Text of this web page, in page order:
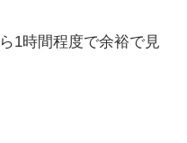
1時間程度で余裕で見